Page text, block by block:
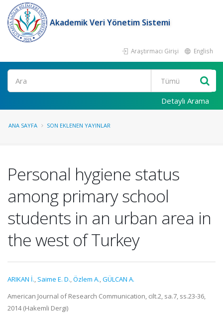
Akademik Veri Yönetim Sistemi
Araştırmacı Girişi English
Ara
Detaylı Arama
ANA SAYFA SON EKLENEN YAYINLAR
Personal hygiene status
among primary school
students in an urban area in
the west of Turkey
ARIKAN İ., Saime E. D.,Özlem A.,GÜLCAN A.
American Journal of Research Communication, cilt.2, sa.7, ss.23-36,
2014 (Hakemli Dergi)